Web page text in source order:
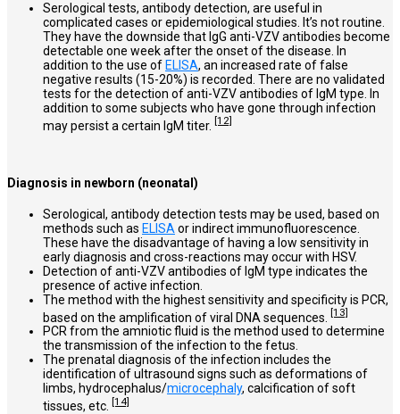
Serological tests, antibody detection, are useful in
complicated cases or epidemiological studies. It’s not routine.
They have the downside that IgG anti-VZV antibodies become
detectable one week after the onset of the disease. In
addition to the use of ELISA, an increased rate of false
negative results (15-20%) is recorded. There are no validated
tests for the detection of anti-VZV antibodies of IgM type. In
addition to some subjects who have gone through infection
may persist a certain IgM titer. [12]
Diagnosis in newborn (neonatal)
Serological, antibody detection tests may be used, based on
methods such as ELISA or indirect immunofluorescence.
These have the disadvantage of having a low sensitivity in
early diagnosis and cross-reactions may occur with HSV.
Detection of anti-VZV antibodies of IgM type indicates the
presence of active infection.
The method with the highest sensitivity and specificity is PCR,
based on the amplification of viral DNA sequences.
[13]
PCR from the amniotic fluid is the method used to determine
the transmission of the infection to the fetus.
The prenatal diagnosis of the infection includes the
identification of ultrasound signs such as deformations of
limbs, hydrocephalus/microcephaly, calcification of soft
tissues, etc. [14]